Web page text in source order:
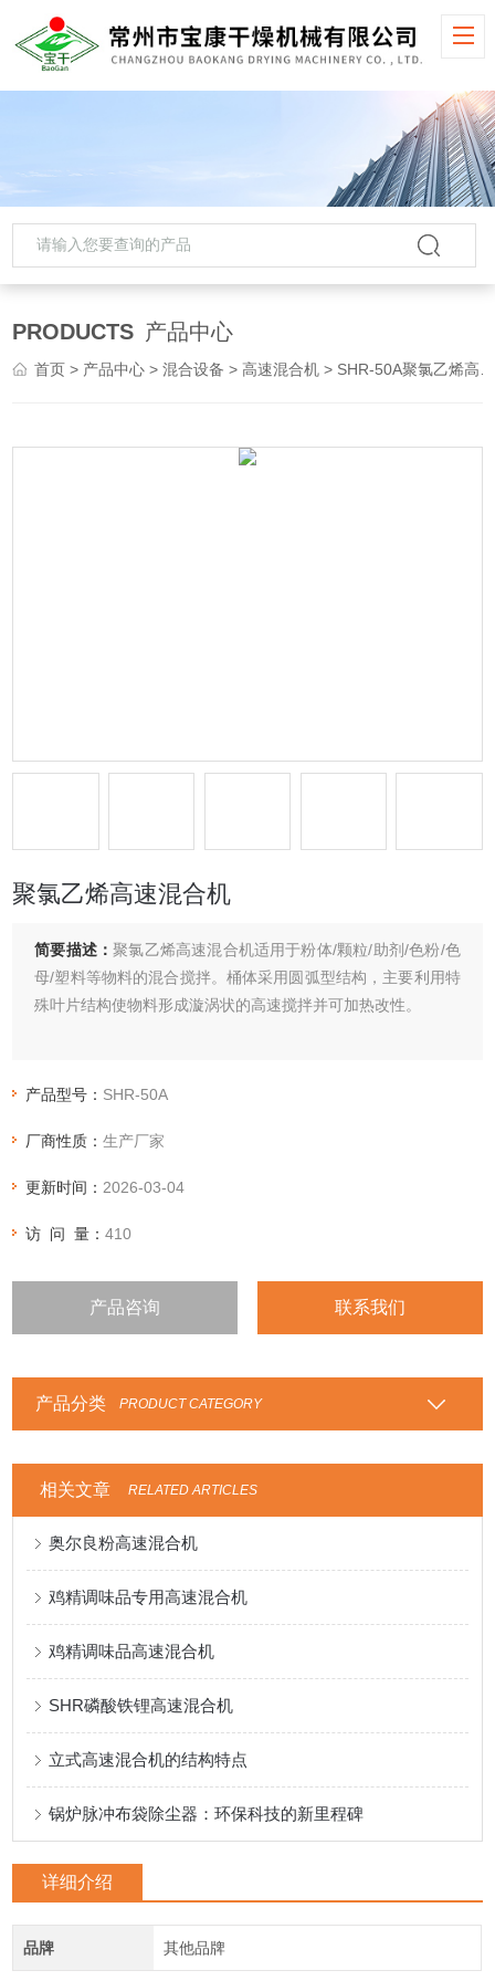
PRODUCTS 产品中心
首页 > 产品中心 >混合设备 >高速混合机 > SHR-50A聚氯乙烯高速混合机
聚氯乙烯高速混合机
简要描述：聚氯乙烯高速混合机适用于粉体/颗粒/助剂/色粉/色
母/塑料等物料的混合搅拌。桶体采用圆弧型结构，主要利用特
殊叶片结构使物料形成漩涡状的高速搅拌并可加热改性。
产品型号： SHR-50A
厂商性质：生产厂家
更新时间： 2026-03-04
访 问 量：410
产品咨询 联系我们
产品分类 PRODUCT CATEGORY
相关文章 RELATED ARTICLES
奥尔良粉高速混合机
鸡精调味品专用高速混合机
鸡精调味品高速混合机
SHR磷酸铁锂高速混合机
立式高速混合机的结构特点
锅炉脉冲布袋除尘器：环保科技的新里程碑
详细介绍
品牌 其他品牌